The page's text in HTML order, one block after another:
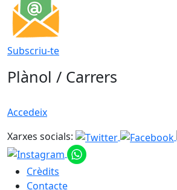
Subscriu-te
Plànol / Carrers
Accedeix
Xarxes socials:
Crèdits
Contacte